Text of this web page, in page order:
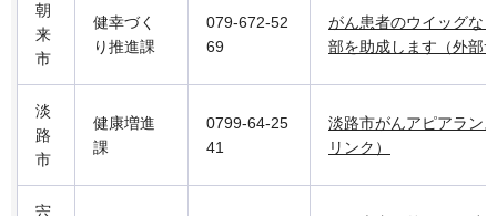
朝
来
市
健幸づく
り推進課
079-672-52
69
がん患者のウイッグな
部を助成します（外部
淡
路
市
健康増進
課
0799-64-25
41
淡路市がんアピアラン
リンク）
宍